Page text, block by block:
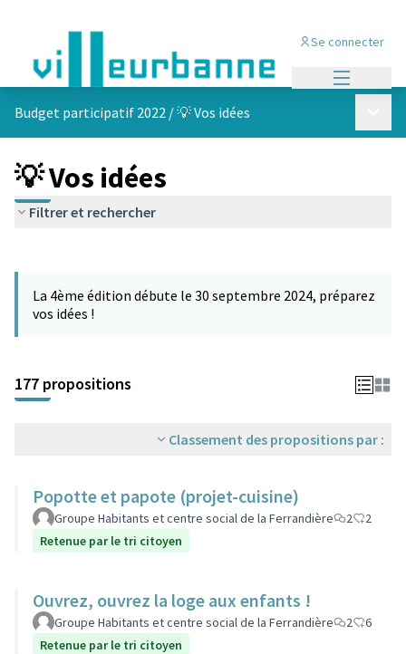
Se connecter
Budget participatif 2022 /💡 Vos idées
💡 Vos idées
Filtrer et rechercher
−
La 4ème édition débute le 30 septembre 2024, préparez
vos idées !
177 propositions
Classement des propositions par :
Popotte et papote (projet-cuisine)
Groupe Habitants et centre social de la Ferrandière 2
2
Retenue par le tri citoyen
Ouvrez, ouvrez la loge aux enfants !
Groupe Habitants et centre social de la Ferrandière 2
6
Retenue par le tri citoyen